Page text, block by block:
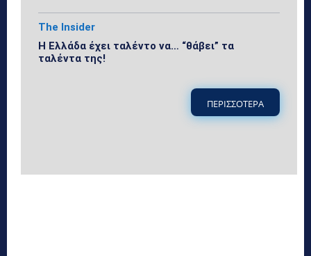
The Insider
Η Ελλάδα έχει ταλέντο να… “θάβει” τα
ταλέντα της!
ΠΕΡΙΣΣΟΤΕΡΑ